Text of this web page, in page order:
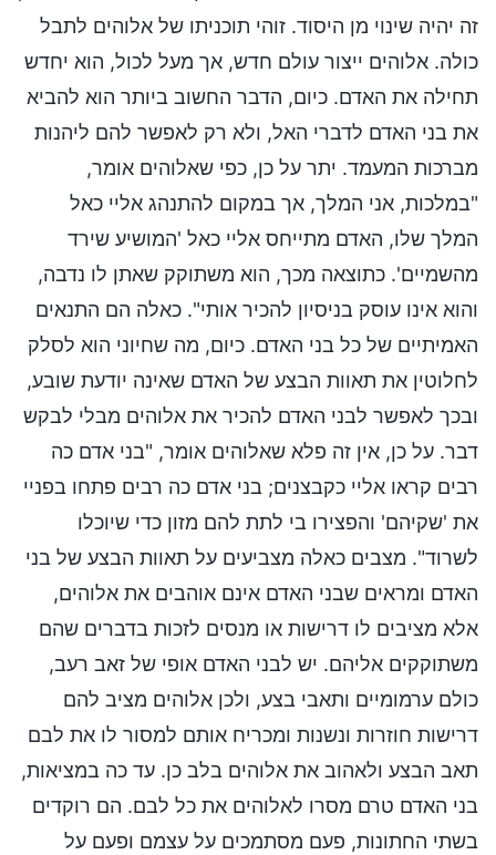
זה יהיה שינוי מן היסוד. זוהי תוכניתו של אלוהים לתבל
כולה. אלוהים ייצור עולם חדש, אך מעל לכול, הוא יחדש
תחילה את האדם. כיום, הדבר החשוב ביותר הוא להביא
את בני האדם לדברי האל, ולא רק לאפשר להם ליהנות
מברכות המעמד. יתר על כן, כפי שאלוהים אומר,
"במלכות, אני המלך, אך במקום להתנהג אליי כאל
המלך שלו, האדם מתייחס אליי כאל 'המושיע שירד
מהשמיים'. כתוצאה מכך, הוא משתוקק שאתן לו נדבה,
והוא אינו עוסק בניסיון להכיר אותי". כאלה הם התנאים
האמיתיים של כל בני האדם. כיום, מה שחיוני הוא לסלק
לחלוטין את תאוות הבצע של האדם שאינה יודעת שובע,
ובכך לאפשר לבני האדם להכיר את אלוהים מבלי לבקש
דבר. על כן, אין זה פלא שאלוהים אומר, "בני אדם כה
רבים קראו אליי כקבצנים; בני אדם כה רבים פתחו בפניי
את 'שקיהם' והפצירו בי לתת להם מזון כדי שיוכלו
לשרוד". מצבים כאלה מצביעים על תאוות הבצע של בני
האדם ומראים שבני האדם אינם אוהבים את אלוהים,
אלא מציבים לו דרישות או מנסים לזכות בדברים שהם
משתוקקים אליהם. יש לבני האדם אופי של זאב רעב,
כולם ערמומיים ותאבי בצע, ולכן אלוהים מציב להם
דרישות חוזרות ונשנות ומכריח אותם למסור לו את לבם
תאב הבצע ולאהוב את אלוהים בלב כן. עד כה במציאות,
בני האדם טרם מסרו לאלוהים את כל לבם. הם רוקדים
בשתי החתונות, פעם מסתמכים על עצמם ופעם על